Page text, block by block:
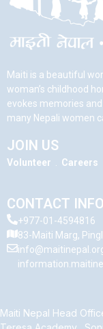
Maiti is a beautiful
woman’s childhood
evokes memories
many Nepali women
JOIN US
Volunteer Careers
CONTACT
+977-01-4594816
83-Maiti Marg,
Maiti Nepal Head